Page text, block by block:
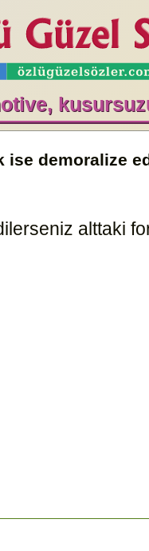
ise demoralize
alttaki